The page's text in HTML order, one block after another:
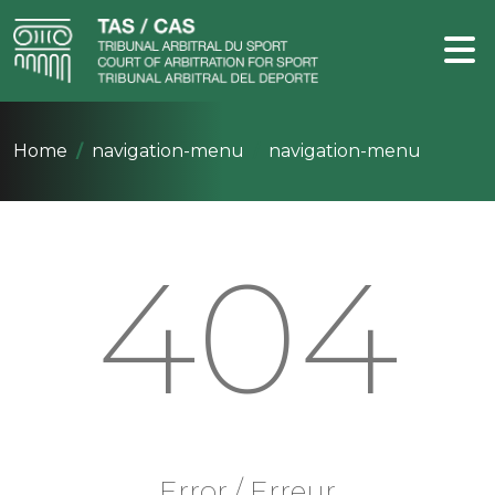
Home navigation-menu navigation-menu
404